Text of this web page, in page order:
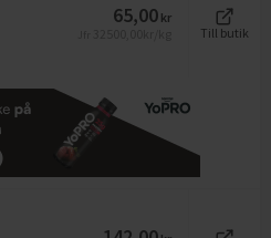
65,00 kr
Till butik